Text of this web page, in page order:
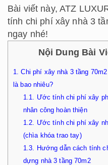
Bài viết này, ATZ
tính chi phí xây nhà 3
ngay nhé!
Nội Dung Bài
1.
Chi phí xây nhà 3 tầng
là bao nhiêu?
1.1.
Ước tính chi phí xây
nhân công hoàn thiện
1.2.
Ước tính chi phí xây
(chìa khóa trao tay)
1.3.
Hướng dẫn cách tính
dựng nhà 3 tầng 70m2